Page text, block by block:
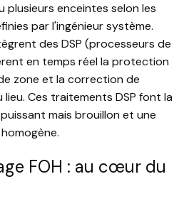
plusieurs enceintes selon les
par l'ingénieur système.
des DSP (processeurs de
en temps réel la protection
zone et la correction de
Ces traitements DSP font la
mais brouillon et une
FOH : au cœur du